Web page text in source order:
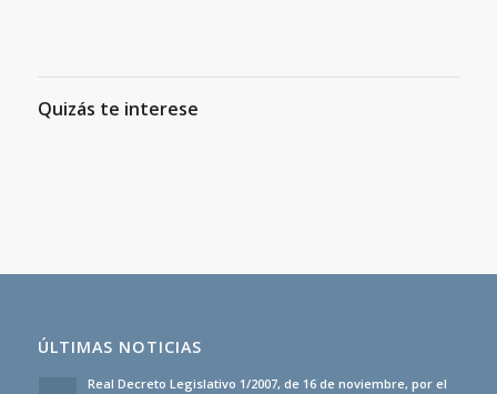
Quizás te interese
ÚLTIMAS NOTICIAS
Real Decreto Legislativo 1/2007, de 16 de noviembre, por el